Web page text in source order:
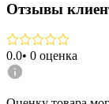
Отзывы
0.0• 0 оценка